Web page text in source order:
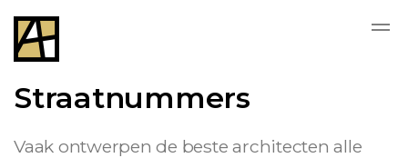
Straatnummers
Vaak ontwerpen de beste architecten alle